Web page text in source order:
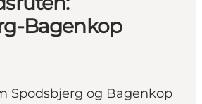
Bagenkop
Spodsbjerg og Bagenkop